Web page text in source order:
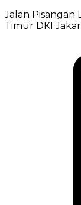
Jalan Pisangan
Timur DKI